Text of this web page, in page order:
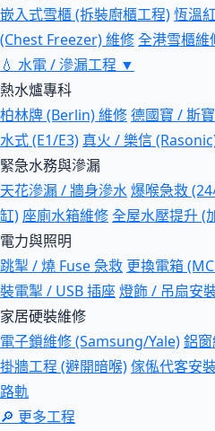
嵌入式雪櫃 (拆裝廚櫃工程)恆溫
(Chest Freezer) 維修全港雪櫃維
💧 水電 / 滲漏工程 ▼
熱水爐專科
柏林牌 (Berlin) 維修德國寶 / 斯
水式 (E1/E3) 真火 / 樂信
緊急水務與滲漏
天花滲漏 / 牆身滲水爆喉急救
缸) 座廁水箱維修全屋水壓提升 (
電力與照明
跳掣 / 燒 Fuse 急救 更換電箱
裝電掣 / USB 插座燈飾 / 吊扇安
家居硬裝維修
電子鎖維修 (Samsung/Yale)鋁
掛牆工程 (避開暗喉)傢俬代客安
路軌
🔎 更多工程